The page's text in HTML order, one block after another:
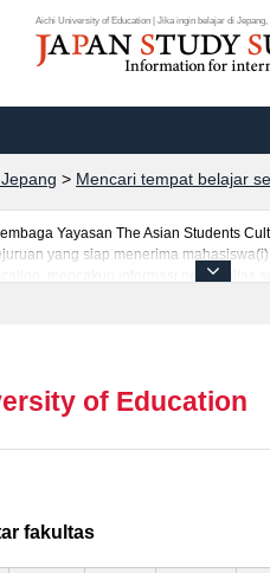
Aichi University of Education | Jika ingin belajar di Jepang,
> Mencari tempat belajar
Yayasan The Asian Students
yang siap menerima
mencakup informasi per fakultas
of Education
fakultas